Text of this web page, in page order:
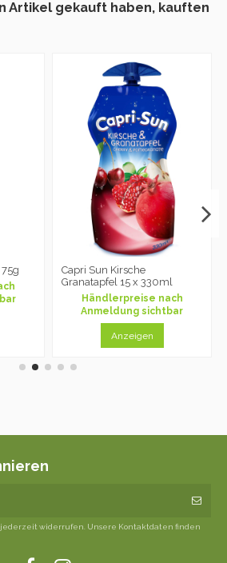
Artikel gekauft haben, kauften
Capri Sun Kirsche
Granatapfel 15 x 330ml
Händlerpreise nach
Anmeldung sichtbar
Anzeigen
widerrufen. Unsere Kontaktdaten finden